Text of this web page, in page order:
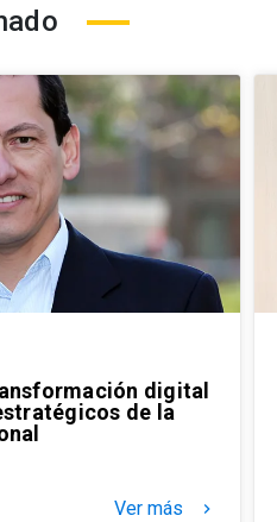
digital
de la
Ver más keyboard_arrow_right